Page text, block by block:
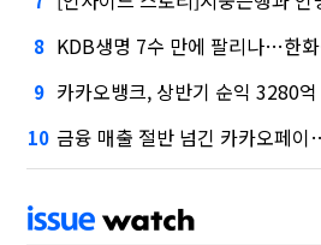
8 KDB생명 7수 만에 팔리나…한화
9 카카오뱅크, 상반기 순익 3280억 '역대 최
10 금융 매출 절반 넘긴 카카오페